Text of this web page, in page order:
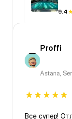
9.4
Proffi
Astana,
Все супер!